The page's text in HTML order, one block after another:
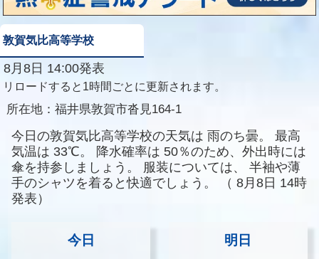
敦賀気比高等学校
8月8日 14:00発表
リロードすると1時間ごとに更新されます。
所在地： 福井県敦賀市沓見164-1
今日の敦賀気比高等学校の天気は 雨のち曇。
最高
気温は 33℃。 降水確率は 50％のため、外出時には
傘を持参しましょう。
服装については、
半袖や薄
手のシャツを着ると快適でしょう。
（ 8月8日 14時
発表）
今日 明日